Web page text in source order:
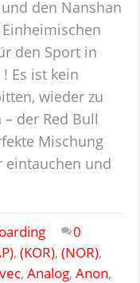
den Nanshan
den Sport in
Es ist kein
wieder zu
der Red Bull
Mischung
eintauchen und
0
, (KOR), (NOR),
, Analog, Anon,